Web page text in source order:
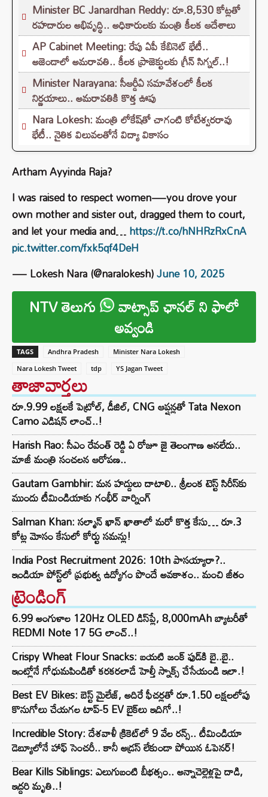
Minister BC Janardhan Reddy: రూ.8,530 కోట్లతో
రహదారుల అభివృద్ధి.. అధికారులకు మంత్రి కీలక ఆదేశాలు
AP Cabinet Meeting: రేపు ఏపీ కేబినెట్ భేటీ..
అజెండాలో అమరావతి.. కీలక ప్రాజెక్టులకు గ్రీన్ సిగ్నల్..!
Minister Narayana: సీఆర్డీఏ సమావేశంలో కీలక
నిర్ణయాలు.. అమరావతికి కొత్త ఊపు
Nara Lokesh: మంత్రి లోకేష్‌తో చాగంటి కోటేశ్వరరావు
భేటీ.. నైతిక విలువలతోనే విద్యా వికాసం
Artham Ayyinda Raja?
I was raised to respect women—you drove your
own mother and sister out, dragged them to court,
and let your media and…https://t.co/hNHRzRxCnA
pic.twitter.com/fxk5qf4DeH
— Lokesh Nara (@naralokesh)June 10, 2025
NTV తెలుగు వాట్సాప్ ఛానల్ ని ఫాలో
అవ్వండి
TAGS Andhra Pradesh
Minister Nara Lokesh
Nara Lokesh Tweet
tdp YS Jagan Tweet
తాజావార్తలు
రూ.9.99 లక్షలకే పెట్రోల్, డీజిల్, CNG ఆప్షన్లతో Tata Nexon
Camo ఎడిషన్ లాంచ్..!
Harish Rao: సీఎం రేవంత్ రెడ్డి ఏ రోజూ జై తెలంగాణ అనలేదు..
మాజీ మంత్రి సంచలన ఆరోపణ..
Gautam Gambhir: మన హద్దులు దాటాలి.. శ్రీలంక టెస్ట్ సిరీస్‌కు
ముందు టీమిండియాకు గంభీర్ వార్నింగ్
Salman Khan: సల్మాన్ ఖాన్ ఖాతాలో మరో కొత్త కేసు… రూ.3
కోట్ల మోసం కేసులో కోర్టు సమన్లు!
India Post Recruitment 2026: 10th పాసయ్యారా?..
ఇండియా పోస్ట్‌లో ప్రభుత్వ ఉద్యోగం పొందే అవకాశం.. మంచి జీతం
ట్రెండింగ్‌
6.99 అంగుళాల 120Hz OLED డిస్‌ప్లే, 8,000mAh బ్యాటరీతో
REDMI Note 17 5G లాంచ్..!
Crispy Wheat Flour Snacks: బయటి జంక్ ఫుడ్‌కి బై..బై..
ఇంట్లోనే గోధుమపిండితో కరకరలాడే హెల్తీ స్నాక్స్ చేసేయండి ఇలా.!
Best EV Bikes: బెస్ట్ మైలేజ్, అదిరే ఫీచర్లతో రూ.1.50 లక్షలలోపు
కొనుగోలు చేయగల టాప్-5 EV బైక్‌లు ఇదిగో..!
Incredible Story: దేశవాళీ క్రికెట్‌లో 9 వేల రన్స్.. టీమిండియా
డెబ్యూలోనే హాఫ్ సెంచరీ.. కానీ అడ్రస్ లేకుండా పోయిన ఓపెనర్!
Bear Kills Siblings: ఎలుగుబంటి బీభత్సం.. అన్నాచెల్లెళ్లపై దాడి,
ఇద్దరి మృతి..!